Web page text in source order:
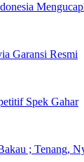
Garansi Resmi
Spek Gahar
; Tenang,